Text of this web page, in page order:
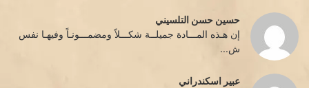
حسين حسن التلسيني
إن هـذه المـــادة جميلــة شكـــلاً ومضمـــونـاً وفيهـا نفس
ش...
عبير اسكندراني